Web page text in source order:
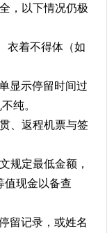
，以下情况仍极
衣着不得体（如
显示停留时间过
纯。
、返程机票与签
规定最低金额，
现金以备查
留记录，或姓名